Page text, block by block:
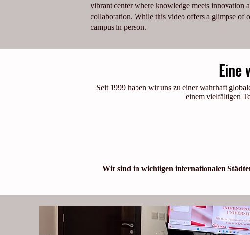
vibrant center where knowledge meets innovation
collaboration. While this video offers a glimpse of
campus in person.
Eine
Seit 1999 haben wir uns zu einer wahrhaft
einem vielfältigen
Wir sind in wichtigen internationalen